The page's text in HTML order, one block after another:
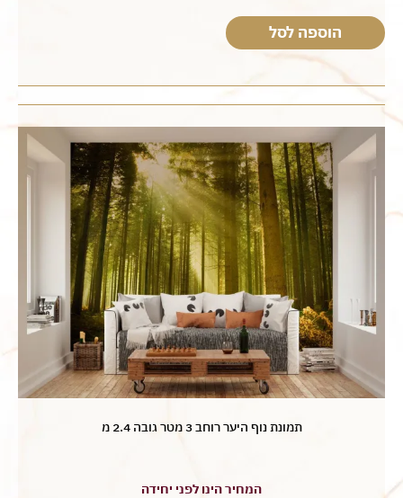
הוספה לסל
תמונת נוף היער רוחב 3 מטר גובה 2.4 מ
המחיר הינו לפני יחידה